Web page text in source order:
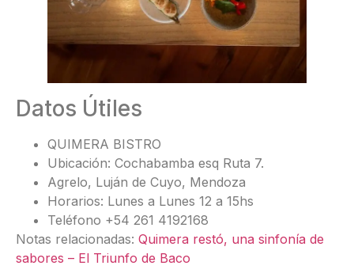
Datos Útiles
QUIMERA BISTRO
Ubicación: Cochabamba esq Ruta 7.
Agrelo, Luján de Cuyo, Mendoza
Horarios: Lunes a Lunes 12 a 15hs
Teléfono +54 261 4192168
Notas relacionadas: Quimera restó, una sinfonía de
sabores – El Triunfo de Baco